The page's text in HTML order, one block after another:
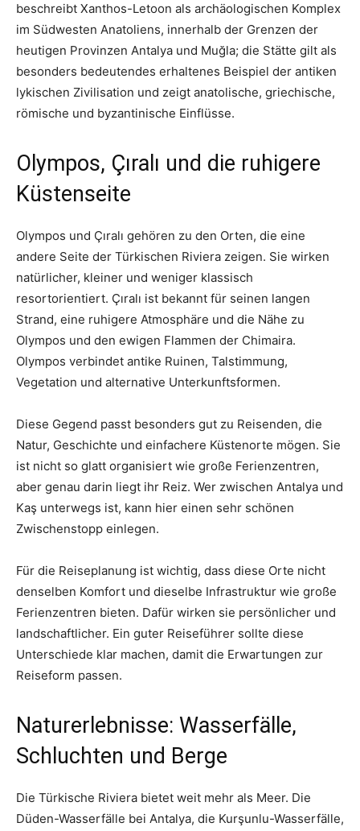
beschreibt Xanthos-Letoon als archäologischen Komplex
im Südwesten Anatoliens, innerhalb der Grenzen der
heutigen Provinzen Antalya und Muğla; die Stätte gilt als
besonders bedeutendes erhaltenes Beispiel der antiken
lykischen Zivilisation und zeigt anatolische, griechische,
römische und byzantinische Einflüsse.
Olympos, Çıralı und die ruhigere
Küstenseite
Olympos und Çıralı gehören zu den Orten, die eine
andere Seite der Türkischen Riviera zeigen. Sie wirken
natürlicher, kleiner und weniger klassisch
resortorientiert. Çıralı ist bekannt für seinen langen
Strand, eine ruhigere Atmosphäre und die Nähe zu
Olympos und den ewigen Flammen der Chimaira.
Olympos verbindet antike Ruinen, Talstimmung,
Vegetation und alternative Unterkunftsformen.
Diese Gegend passt besonders gut zu Reisenden, die
Natur, Geschichte und einfachere Küstenorte mögen. Sie
ist nicht so glatt organisiert wie große Ferienzentren,
aber genau darin liegt ihr Reiz. Wer zwischen Antalya und
Kaş unterwegs ist, kann hier einen sehr schönen
Zwischenstopp einlegen.
Für die Reiseplanung ist wichtig, dass diese Orte nicht
denselben Komfort und dieselbe Infrastruktur wie große
Ferienzentren bieten. Dafür wirken sie persönlicher und
landschaftlicher. Ein guter Reiseführer sollte diese
Unterschiede klar machen, damit die Erwartungen zur
Reiseform passen.
Naturerlebnisse: Wasserfälle,
Schluchten und Berge
Die Türkische Riviera bietet weit mehr als Meer. Die
Düden-Wasserfälle bei Antalya, die Kurşunlu-Wasserfälle,